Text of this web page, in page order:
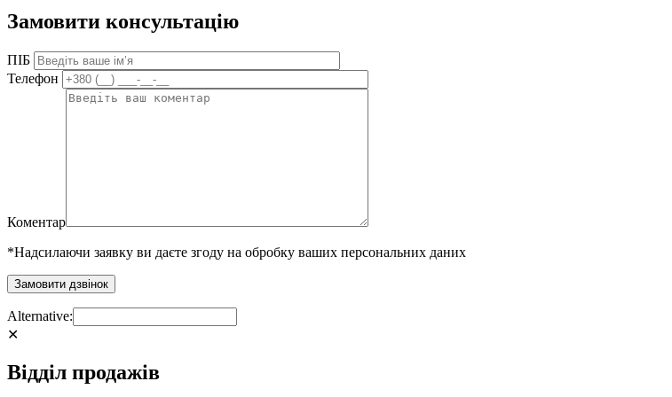
Замовити консультацію
ПІБ
Телефон
Коментар
*Надсилаючи заявку ви даєте згоду на обробку ваших персональних даних
Alternative:
✕
Відділ продажів